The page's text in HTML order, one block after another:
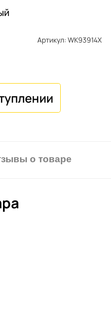
Артикул: WK93914X
о товаре